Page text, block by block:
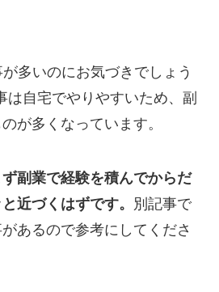
多いのにお気づきでしょう
は自宅でやりやすいため、副
が多くなっています。
副業で経験を積んでからだ
近づくはずです。
別記事で
あるので参考にしてくださ